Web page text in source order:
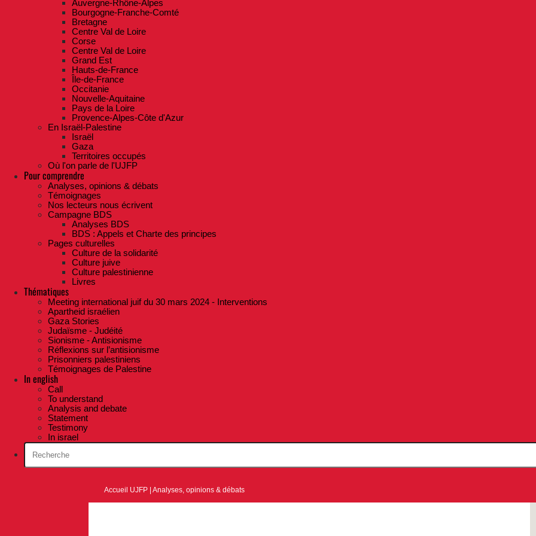
Auvergne-Rhône-Alpes
Bourgogne-Franche-Comté
Bretagne
Centre Val de Loire
Corse
Centre Val de Loire
Grand Est
Hauts-de-France
Île-de-France
Occitanie
Nouvelle-Aquitaine
Pays de la Loire
Provence-Alpes-Côte d'Azur
En Israël-Palestine
Israël
Gaza
Territoires occupés
Où l'on parle de l'UJFP
Pour comprendre
Analyses, opinions & débats
Témoignages
Nos lecteurs nous écrivent
Campagne BDS
Analyses BDS
BDS : Appels et Charte des principes
Pages culturelles
Culture de la solidarité
Culture juive
Culture palestinienne
Livres
Thématiques
Meeting international juif du 30 mars 2024 - Interventions
Apartheid israélien
Gaza Stories
Judaïsme - Judéité
Sionisme - Antisionisme
Réflexions sur l’antisionisme
Prisonniers palestiniens
Témoignages de Palestine
In english
Call
To understand
Analysis and debate
Statement
Testimony
In israel
Accueil UJFP |Analyses, opinions & débats